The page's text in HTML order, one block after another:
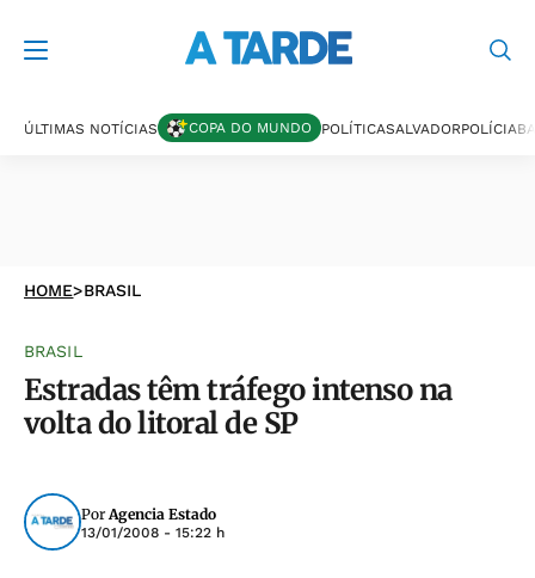
ÚLTIMAS NOTÍCIAS COPA DO MUNDO POLÍTICASALVADORPOLÍCIA
HOME>BRASIL
BRASIL
Estradas têm tráfego intenso na
volta do litoral de SP
PorAgencia Estado
13/01/2008 - 15:22 h